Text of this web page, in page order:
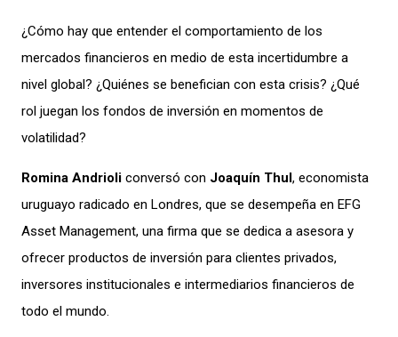
¿Cómo hay que entender el comportamiento de los
mercados financieros en medio de esta incertidumbre a
nivel global? ¿Quiénes se benefician con esta crisis? ¿Qué
rol juegan los fondos de inversión en momentos de
volatilidad?
Romina Andrioli conversó con Joaquín Thul, economista
uruguayo radicado en Londres, que se desempeña en EFG
Asset Management, una firma que se dedica a asesora y
ofrecer productos de inversión para clientes privados,
inversores institucionales e intermediarios financieros de
todo el mundo.